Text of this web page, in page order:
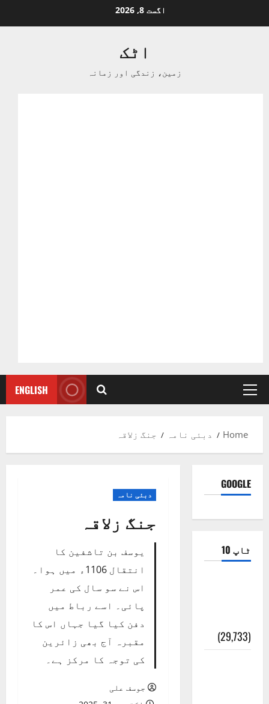
to
اگست 8, 2026
اٹک
زمین، زندگی اور زمانہ
Primary
ENGLISH
Home دبئی نامہ جنگ زلاقہ
دبئی نامہ
جنگ زلاقہ
یوسف بن تاشفین کا
انتقال 1106ء میں ہوا۔
اس نے سو سال کی عمر
پائی۔ اسے رباط میں
دفن کیا گیا جہاں اس کا
مقبرہ آج بھی زائرین
کی توجہ کا مرکز ہے۔
جوسف علی
GOOGLE
ٹاپ 10
(29,733)